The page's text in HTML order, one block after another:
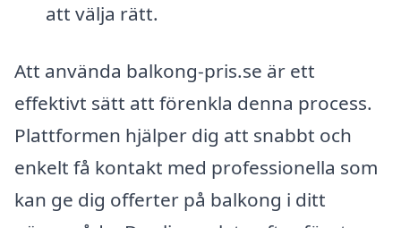
att välja rätt.
Att använda balkong-pris.se är ett
effektivt sätt att förenkla denna process.
Plattformen hjälper dig att snabbt och
enkelt få kontakt med professionella som
kan ge dig offerter på balkong i ditt